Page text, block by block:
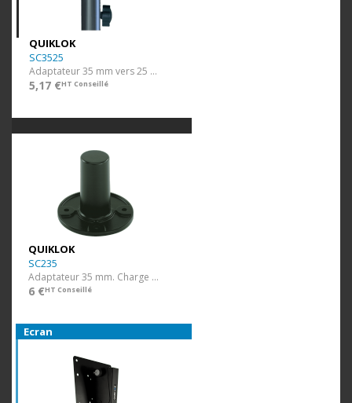
QUIKLOK
SC3525
Adaptateur 35 mm vers 25 mm.
5,17 €HT Conseillé
QUIKLOK
SC235
Adaptateur 35 mm. Charge 67 kg.
6 €HT Conseillé
Ecran